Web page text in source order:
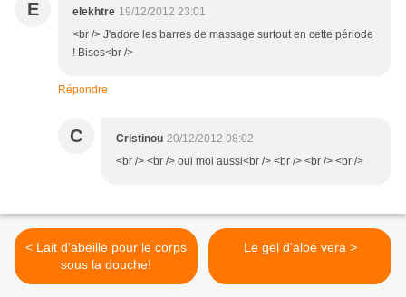
E elekhtre 19/12/2012 23:01
<br /> J'adore les barres de massage surtout en cette période
! Bises<br />
Répondre
C Cristinou 20/12/2012 08:02
<br /> <br /> oui moi aussi<br /> <br /> <br /> <br />
< Lait d'abeille pour le corps
sous la douche!
Le gel d'aloé vera >